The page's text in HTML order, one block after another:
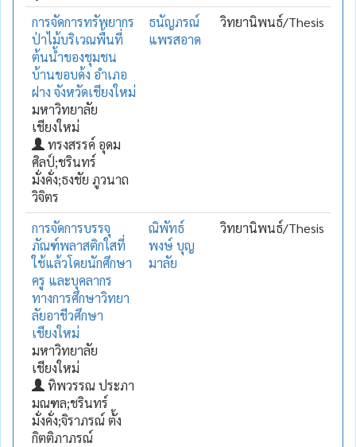
การจัดการทรัพยากร
ป่าไม้บริเวณพื้นที่
ต้นน้ำของชุมชน
บ้านขอบด้ง อำเภอ
ฝาง จังหวัดเชียงใหม่
มหาวิทยาลัย
เชียงใหม่
ทรงสรรค์ อุดม
ศิลป์;ชรินทร์
มั่งคั่ง;ธงชัย ภูวนาถ
วิจิตร
ธนัญภรณ์
แพรสอาด
วิทยานิพนธ์/Thesis
การจัดการบรรจุ
ภัณฑ์พลาสติกใสที่
ใช้แล้วโดยนักศึกษา
ครู และบุคลากร
ทางการศึกษาวิทยา
ลัยอาชีวศึกษา
เชียงใหม่
มหาวิทยาลัย
เชียงใหม่
ทิพวรรณ ประภา
มณฑล;ชรินทร์
มั่งคั่ง;จิราภรณ์ ตั้ง
กิตติภาภรณ์
ณิพัทธ์
พงษ์ บุญ
มาลัย
วิทยานิพนธ์/Thesis